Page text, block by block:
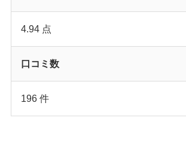
4.94 点
口コミ数
196 件